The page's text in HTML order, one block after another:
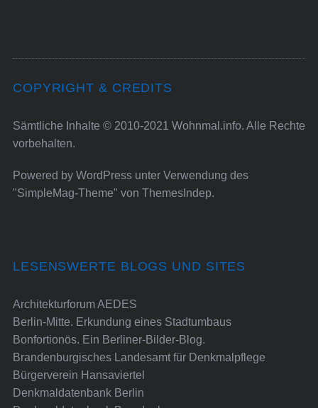
COPYRIGHT & CREDITS
Sämtliche Inhalte © 2010-2021 Wohnmal.info. Alle Rechte
vorbehalten.
Powered by WordPressunter Verwendung des
"SimpleMag-Theme" von ThemesIndep.
LESENSWERTE BLOGS UND SITES
Architekturforum AEDES
Berlin-Mitte. Erkundung eines Stadtumbaus
Bonfortionös. Ein Berliner-Bilder-Blog.
Brandenburgisches Landesamt für Denkmalpflege
Bürgerverein Hansaviertel
Denkmaldatenbank Berlin